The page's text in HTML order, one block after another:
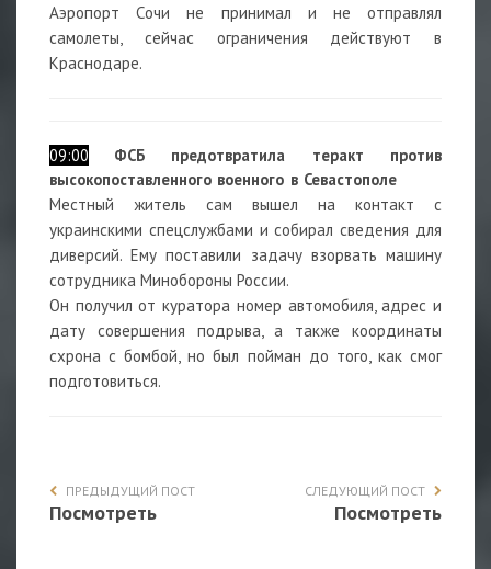
Аэропорт Сочи не принимал и не отправлял
самолеты, сейчас ограничения действуют в
Краснодаре.
09:00
ФСБ предотвратила теракт против
высокопоставленного военного в Севастополе
Местный житель сам вышел на контакт с
украинскими спецслужбами и собирал сведения для
диверсий. Ему поставили задачу взорвать машину
сотрудника Минобороны России.
Он получил от куратора номер автомобиля, адрес и
дату совершения подрыва, а также координаты
схрона с бомбой, но был пойман до того, как смог
подготовиться.
ПРЕДЫДУЩИЙ ПОСТ
Посмотреть
СЛЕДУЮЩИЙ ПОСТ
Посмотреть